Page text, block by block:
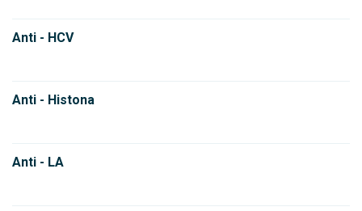
Anti - HCV
Anti - Histona
Anti - LA